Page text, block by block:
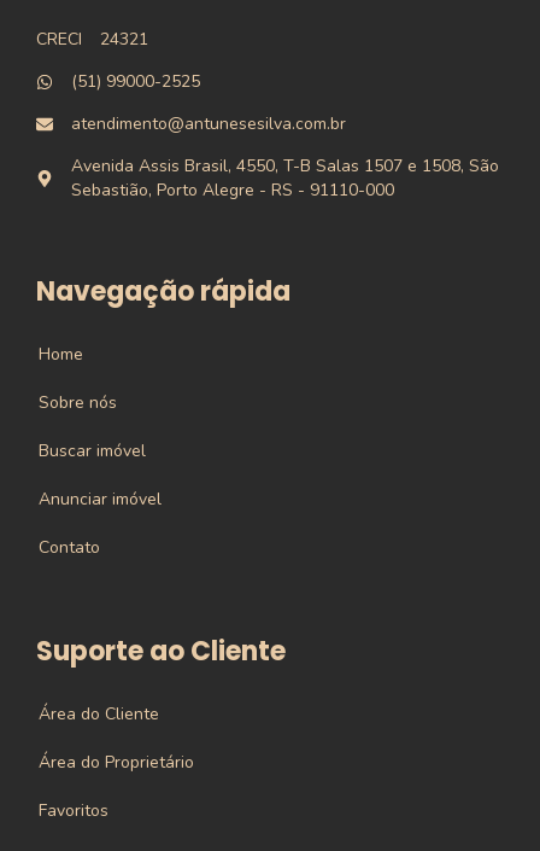
CRECI
24321
(51) 99000-2525
atendimento@antunesesilva.com.br
Avenida Assis Brasil, 4550, T-B Salas 1507 e 1508, São
Sebastião, Porto Alegre - RS - 91110-000
Navegação rápida
Home
Sobre nós
Buscar imóvel
Anunciar imóvel
Contato
Suporte ao Cliente
Área do Cliente
Área do Proprietário
Favoritos